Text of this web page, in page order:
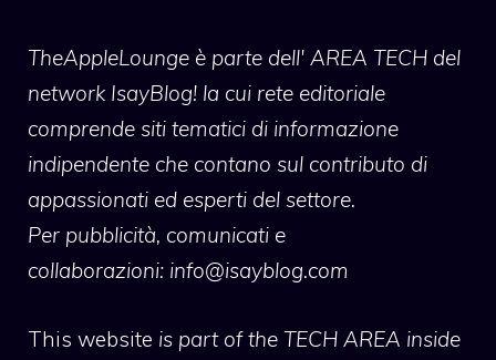
TheAppleLounge è parte dell' AREA TECH del
network IsayBlog! la cui rete editoriale
comprende siti tematici di informazione
indipendente che contano sul contributo di
appassionati ed esperti del settore.
Per pubblicità, comunicati e
collaborazioni: info@isayblog.com
This website is part of the TECH AREA inside